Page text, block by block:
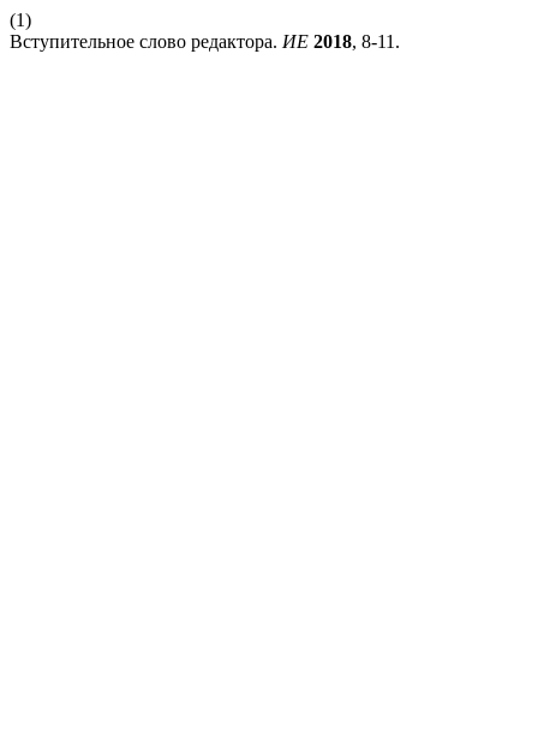
(1)
Вступительное слово редактора. ИЕ 2018, 8-11.